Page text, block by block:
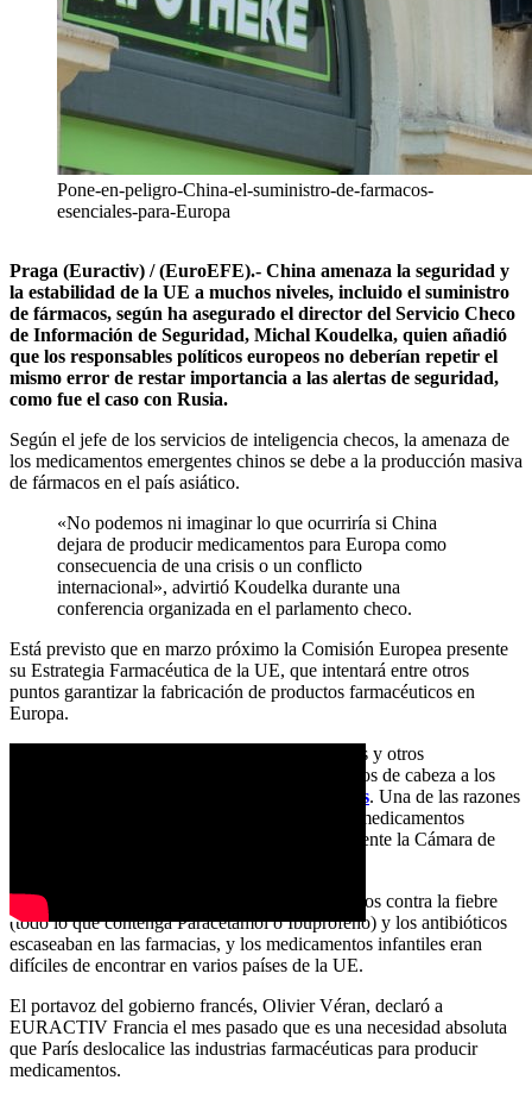
Pone-en-peligro-China-el-suministro-de-farmacos-
esenciales-para-Europa
Praga (Euractiv) / (EuroEFE).- China amenaza la seguridad y
la estabilidad de la UE a muchos niveles, incluido el suministro
de fármacos, según ha asegurado el director del Servicio Checo
de Información de Seguridad, Michal Koudelka, quien añadió
que los responsables políticos europeos no deberían repetir el
mismo error de restar importancia a las alertas de seguridad,
como fue el caso con Rusia.
Según el jefe de los servicios de inteligencia checos, la amenaza de
los medicamentos emergentes chinos se debe a la producción masiva
de fármacos en el país asiático.
«No podemos ni imaginar lo que ocurriría si China
dejara de producir medicamentos para Europa como
consecuencia de una crisis o un conflicto
internacional», advirtió Koudelka durante una
conferencia organizada en el parlamento checo.
Está previsto que en marzo próximo la Comisión Europea presente
su Estrategia Farmacéutica de la UE, que intentará entre otros
puntos garantizar la fabricación de productos farmacéuticos en
Europa.
Europa se enfrenta a una escasez de antibióticos y otros
medicamentos, lo que causa grandes quebraderos de cabeza a los
y perjudica a los pacientes. Una de las razones
de la crisis es la interrupción del suministro de medicamentos
procedentes de China, según declaró recientemente la Cámara de
En enero pasado, los analgésicos y medicamentos contra la fiebre
(todo lo que contenga Paracetamol o Ibuprofeno) y los antibióticos
escaseaban en las farmacias, y los medicamentos infantiles eran
difíciles de encontrar en varios países de la UE.
El portavoz del gobierno francés, Olivier Véran, declaró a
EURACTIV Francia el mes pasado que es una necesidad absoluta
que París deslocalice las industrias farmacéuticas para producir
medicamentos.